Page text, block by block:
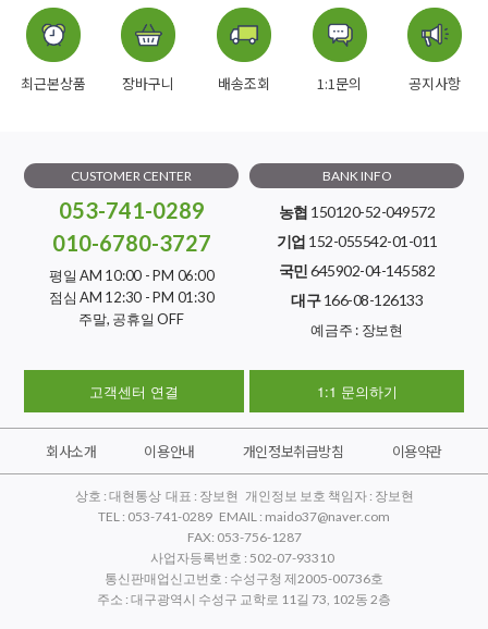
최근본상품 장바구니 배송조회 1:1문의 공지사항
CUSTOMER CENTER
053-741-0289
010-6780-3727
평일 AM 10:00 - PM 06:00
점심 AM 12:30 - PM 01:30
주말, 공휴일 OFF
BANK INFO
농협 150120-52-049572
기업 152-055542-01-011
국민645902-04-145582
대구166-08-126133
예금주 : 장보현
고객센터 연결 1:1 문의하기
회사소개 이용안내 개인정보취급방침 이용약관
상호 : 대현통상 대표 : 장보현 개인정보 보호 책임자 : 장보현
TEL : 053-741-0289 EMAIL : maido37@naver.com
FAX: 053-756-1287
사업자등록번호 : 502-07-93310
통신판매업신고번호 : 수성구청 제2005-00736호
주소 : 대구광역시 수성구 교학로 11길 73, 102동 2층